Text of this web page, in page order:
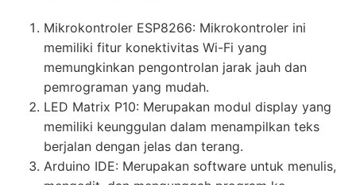
Mikrokontroler ESP8266: Mikrokontroler ini
memiliki fitur konektivitas Wi-Fi yang
memungkinkan pengontrolan jarak jauh dan
pemrograman yang mudah.
LED Matrix P10: Merupakan modul display yang
memiliki keunggulan dalam menampilkan teks
berjalan dengan jelas dan terang.
Arduino IDE: Merupakan software untuk menulis,